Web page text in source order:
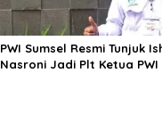
PWI Sumsel Resmi Tunjuk
Nasroni Jadi Plt Ketua PWI